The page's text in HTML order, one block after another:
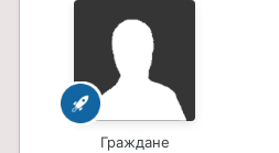
Граждане